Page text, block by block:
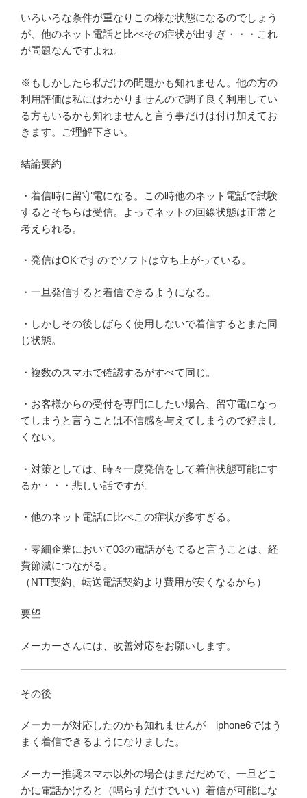
いろいろな条件が重なりこの様な状態になるのでしょう
が、他のネット電話と比べその症状が出すぎ・・・これ
が問題なんですよね。
※もしかしたら私だけの問題かも知れません。他の方の
利用評価は私にはわかりませんので調子良く利用してい
る方もいるかも知れませんと言う事だけは付け加えてお
きます。ご理解下さい。
結論要約
・着信時に留守電になる。この時他のネット電話で試験
するとそちらは受信。よってネットの回線状態は正常と
考えられる。
・発信はOKですのでソフトは立ち上がっている。
・一旦発信すると着信できるようになる。
・しかしその後しばらく使用しないで着信するとまた同
じ状態。
・複数のスマホで確認するがすべて同じ。
・お客様からの受付を専門にしたい場合、留守電になっ
てしまうと言うことは不信感を与えてしまうので好まし
くない。
・対策としては、時々一度発信をして着信状態可能にす
るか・・・悲しい話ですが。
・他のネット電話に比べこの症状が多すぎる。
・零細企業において03の電話がもてると言うことは、経
費節減につながる。
（NTT契約、転送電話契約より費用が安くなるから）
要望
メーカーさんには、改善対応をお願いします。
その後
メーカーが対応したのかも知れませんが iphone6ではう
まく着信できるようになりました。
メーカー推奨スマホ以外の場合はまだだめで、一旦どこ
かに電話かけると（鳴らすだけでいい）着信が可能にな